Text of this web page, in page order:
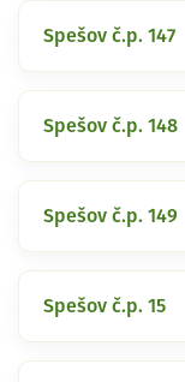
Spešov č.p. 147
Spešov č.p. 148
Spešov č.p. 149
Spešov č.p. 15